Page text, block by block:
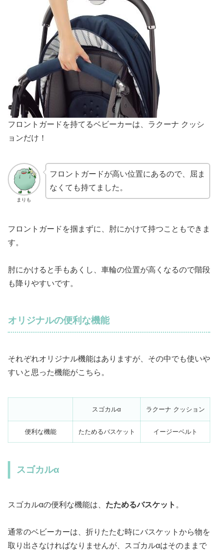
フロントガードを持てるベビーカーは、ラクーナ クッシ
ョンだけ！
まりも
フロントガードが高い位置にあるので、屈ま
なくても持てました。
フロントガードを掴まずに、肘にかけて持つこともできま
す。
肘にかけると手もあくし、車輪の位置が高くなるので階段
も降りやすいです。
オリジナルの便利な機能
それぞれオリジナル機能はありますが、その中でも使いや
すいと思った機能がこちら。
スゴカルα ラクーナ クッション
便利な機能 たためるバスケット イージーベルト
スゴカルα
スゴカルαの便利な機能は、 たためるバスケット 。
通常のベビーカーは、折りたたむ時にバスケットから物を
取り出さなければなりませんが、スゴカルαはそのままで